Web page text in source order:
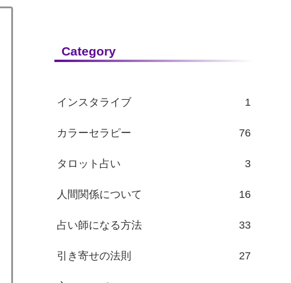
Category
インスタライブ 1
カラーセラピー 76
タロット占い 3
人間関係について 16
占い師になる方法 33
引き寄せの法則 27